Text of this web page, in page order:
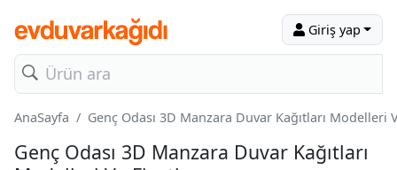
Giriş yap
AnaSayfa Genç Odası 3D Manzara Duvar Kağıtları Modelleri
Genç Odası 3D Manzara Duvar Kağıtları